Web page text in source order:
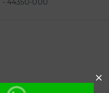
- 44350-000